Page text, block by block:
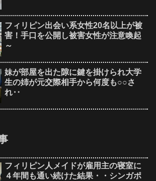
フィリピン出会い系女性20名以上が被
害！手口を公開し被害女性が注意喚起
～
妹が部屋を出た隙に鍵を掛けられ大学
生の姉が元交際相手から何度も○○さ
れ‥
フィリピン人メイドが雇用主の寝室に
４年間も通い続けた結果・・シンガポ